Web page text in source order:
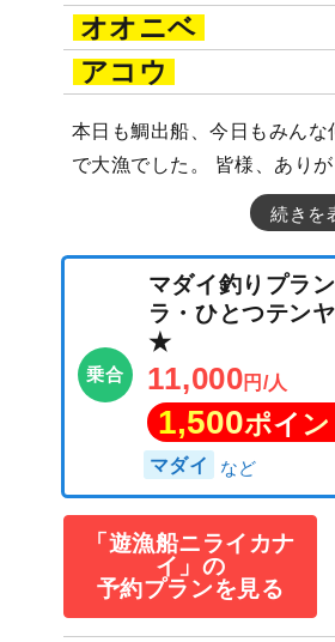
オオニベ
アコウ
本日も鯛出船、今日もみん
で大漁でした。 皆様、あり
続きを
マダイ釣りプ
ラ・ひとつ
★
11,000円/人
1,500ポ
マダイ
「遊漁船ニライカナ
イ」の
予約プランを見る